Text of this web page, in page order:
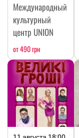
Международный
культурный
центр UNION
от 490 грн